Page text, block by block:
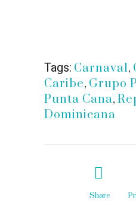
Tags: Carnaval,
Caribe, Grupo
Punta Cana,
Dominicana
Share